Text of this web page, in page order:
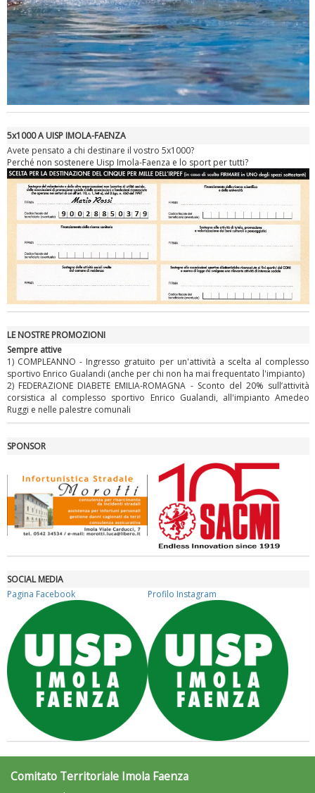
Tiziano Pesce a Radio InBlu2000 traccia il bilancio della stagione
Ddl Lobby, Uisp: “Il Parlamento valorizzi le nostre specificità"
La formazione Uisp rallenta ma prosegue anche in estate
Tiziano Pesce nel Cda di Fondazione Terzjus: prima riunione a
Roma
5x1000 A UISP IMOLA-FAENZA
Avete pensato a chi destinare il vostro 5x1000?
Perché non sostenere Uisp Imola-Faenza e lo sport per tutti?
LE NOSTRE PROMOZIONI
Sempre attive
1) COMPLEANNO - Ingresso gratuito per un'attività a scelta al complesso
sportivo Enrico Gualandi (anche per chi non ha mai frequentato l'impianto)
2) FEDERAZIONE DIABETE EMILIA-ROMAGNA - Sconto del 20% sull’attività
corsistica al complesso sportivo Enrico Gualandi, all'impianto Amedeo
Ruggi e nelle palestre comunali
SPONSOR
SOCIAL MEDIA
Pagina Facebook
Profilo Instagram
Comitato Territoriale Imola Faenza